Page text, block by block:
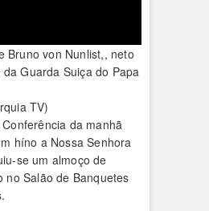
Bruno von Nunlist,, neto
Guarda Suiça do Papa
TV)
da manhã
híno a Nossa Senhora
se um almoço de
no Salão de Banquetes